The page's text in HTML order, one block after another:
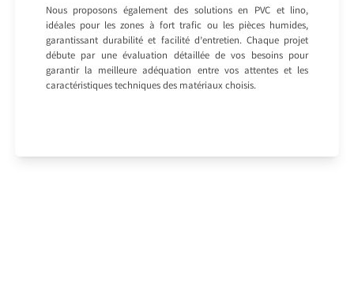
Nous proposons également des solutions en PVC et lino,
idéales pour les zones à fort trafic ou les pièces humides,
garantissant durabilité et facilité d’entretien. Chaque projet
débute par une évaluation détaillée de vos besoins pour
garantir la meilleure adéquation entre vos attentes et les
caractéristiques techniques des matériaux choisis.